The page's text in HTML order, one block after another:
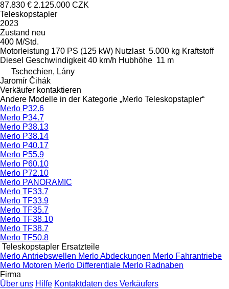
87.830 € 2.125.000 CZK
Teleskopstapler
2023
Zustand neu
400 M/Std.
Motorleistung 170 PS (125 kW) Nutzlast 5.000 kg Kraftstoff
Diesel Geschwindigkeit 40 km/h Hubhöhe 11 m
Tschechien, Lány
Jaromír Čihák
Verkäufer kontaktieren
Andere Modelle in der Kategorie „Merlo Teleskopstapler“
Merlo P32.6
Merlo P34.7
Merlo P38.13
Merlo P38.14
Merlo P40.17
Merlo P55.9
Merlo P60.10
Merlo P72.10
Merlo PANORAMIC
Merlo TF33.7
Merlo TF33.9
Merlo TF35.7
Merlo TF38.10
Merlo TF38.7
Merlo TF50.8
Teleskopstapler Ersatzteile
Merlo Antriebswellen Merlo Abdeckungen Merlo Fahrantriebe
Merlo Motoren Merlo Differentiale Merlo Radnaben
Firma
Über uns Hilfe Kontaktdaten des Verkäufers